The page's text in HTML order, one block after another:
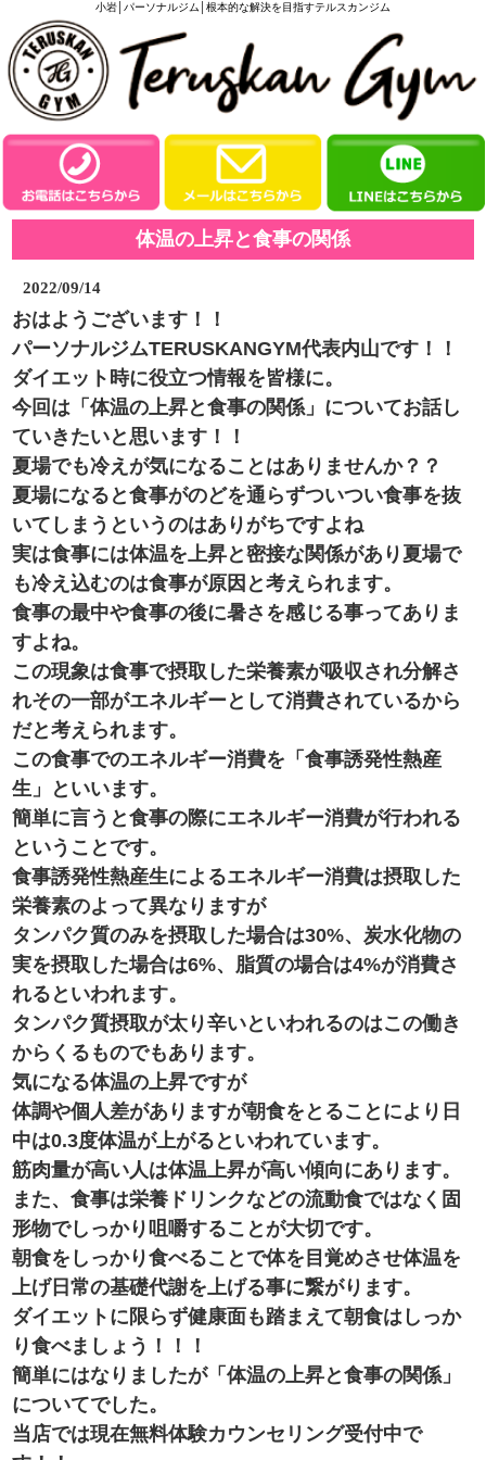
小岩│パーソナルジム│根本的な解決を目指すテルスカンジム
体温の上昇と食事の関係
2022/09/14
おはようございます！！
パーソナルジムTERUSKANGYM代表内山です！！
ダイエット時に役立つ情報を皆様に。
今回は「体温の上昇と食事の関係」についてお話し
ていきたいと思います！！
夏場でも冷えが気になることはありませんか？？
夏場になると食事がのどを通らずついつい食事を抜
いてしまうというのはありがちですよね
実は食事には体温を上昇と密接な関係があり夏場で
も冷え込むのは食事が原因と考えられます。
食事の最中や食事の後に暑さを感じる事ってありま
すよね。
この現象は食事で摂取した栄養素が吸収され分解さ
れその一部がエネルギーとして消費されているから
だと考えられます。
この食事でのエネルギー消費を「食事誘発性熱産
生」といいます。
簡単に言うと食事の際にエネルギー消費が行われる
ということです。
食事誘発性熱産生によるエネルギー消費は摂取した
栄養素のよって異なりますが
タンパク質のみを摂取した場合は30%、炭水化物の
実を摂取した場合は6%、脂質の場合は4%が消費さ
れるといわれます。
タンパク質摂取が太り辛いといわれるのはこの働き
からくるものでもあります。
気になる体温の上昇ですが
体調や個人差がありますが朝食をとることにより日
中は0.3度体温が上がるといわれています。
筋肉量が高い人は体温上昇が高い傾向にあります。
また、食事は栄養ドリンクなどの流動食ではなく固
形物でしっかり咀嚼することが大切です。
朝食をしっかり食べることで体を目覚めさせ体温を
上げ日常の基礎代謝を上げる事に繋がります。
ダイエットに限らず健康面も踏まえて朝食はしっか
り食べましょう！！！
簡単にはなりましたが「体温の上昇と食事の関係」
についてでした。
当店では現在無料体験カウンセリング受付中で